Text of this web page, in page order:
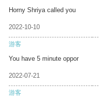
Horny Shriya called you
2022-10-10
游客
You have 5 minute oppor
2022-07-21
游客